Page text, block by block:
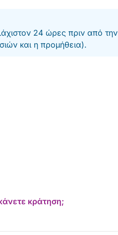
24 ώρες πριν από την
και η προμήθεια).
κράτηση;